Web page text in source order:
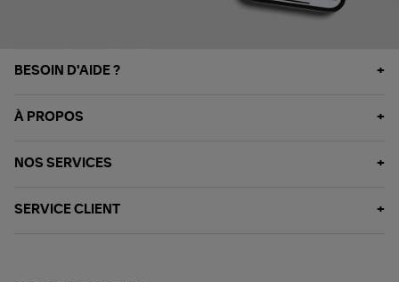
BESOIN D'AIDE ?
À PROPOS
NOS SERVICES
SERVICE CLIENT